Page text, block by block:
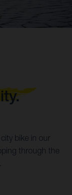
bike in our
through the